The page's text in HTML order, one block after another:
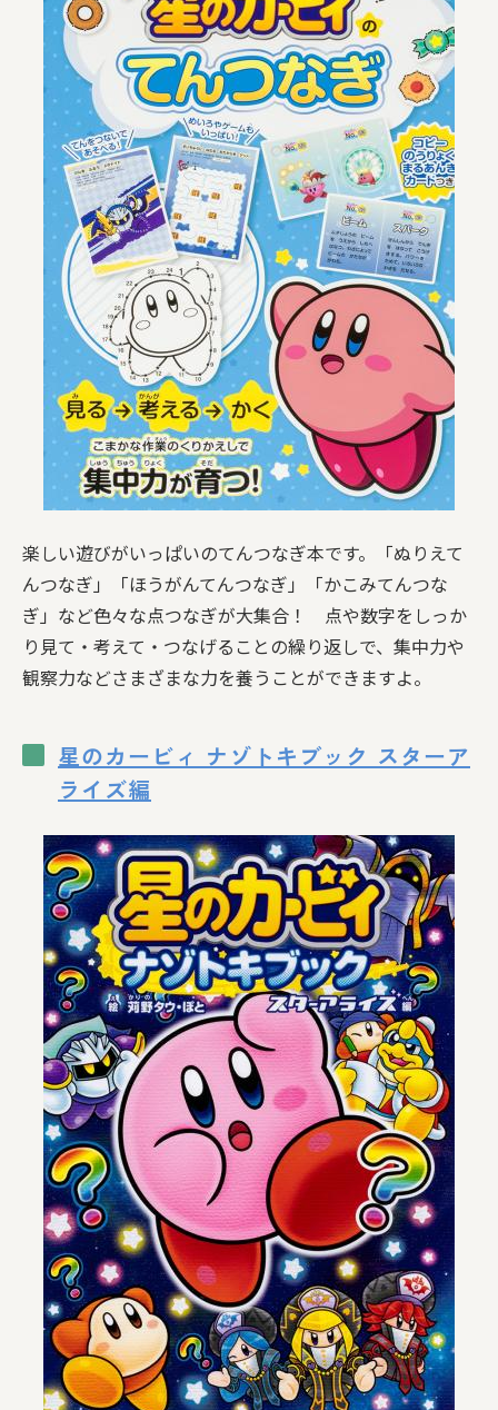
楽しい遊びがいっぱいのてんつなぎ本です。「ぬりえて
んつなぎ」「ほうがんてんつなぎ」「かこみてんつな
ぎ」など色々な点つなぎが大集合！ 点や数字をしっか
り見て・考えて・つなげることの繰り返しで、集中力や
観察力などさまざまな力を養うことができますよ。
星のカービィ ナゾトキブック スターア
ライズ編